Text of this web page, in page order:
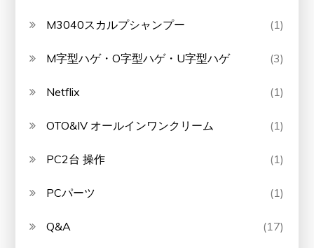
M3040スカルプシャンプー (1)
M字型ハゲ・O字型ハゲ・U字型ハゲ (3)
Netflix (1)
OTO&IV オールインワンクリーム (1)
PC2台 操作 (1)
PCパーツ (1)
Q&A (17)